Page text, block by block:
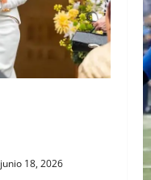
junio 18, 2026